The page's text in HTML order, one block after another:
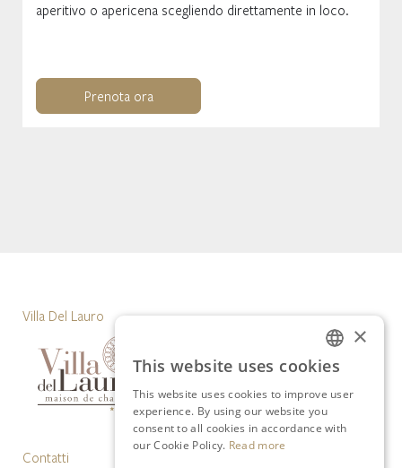
aperitivo o apericena scegliendo direttamente in loco.
Prenota ora
Villa Del Lauro
Contatti
ITALIAN
ENGLISH
×
This website uses cookies
This website uses cookies to improve user
experience. By using our website you
consent to all cookies in accordance with
our Cookie Policy. Read more